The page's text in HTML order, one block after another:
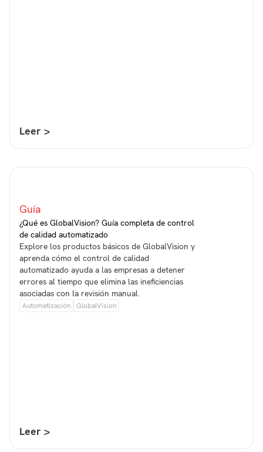
Leer >
Guía
¿Qué es GlobalVision? Guía completa de control
de calidad automatizado
Explore los productos básicos de GlobalVision y
aprenda cómo el control de calidad
automatizado ayuda a las empresas a detener
errores al tiempo que elimina las ineficiencias
asociadas con la revisión manual.
Automatización GlobalVision
Leer >